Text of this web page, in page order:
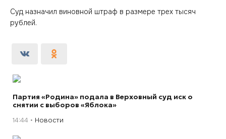
Суд назначил виновной штраф в размере трех тысяч
рублей.
Партия «Родина» подала в Верховный суд иск о
снятии с выборов «Яблока»
14:44 Новости